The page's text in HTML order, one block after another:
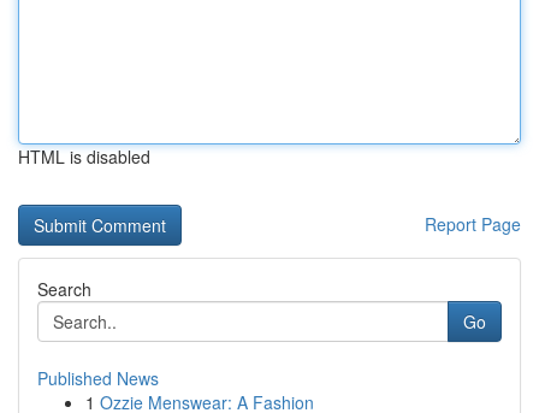
HTML is disabled
Report Page
Search
Go
Published News
1 Ozzie Menswear: A Fashion